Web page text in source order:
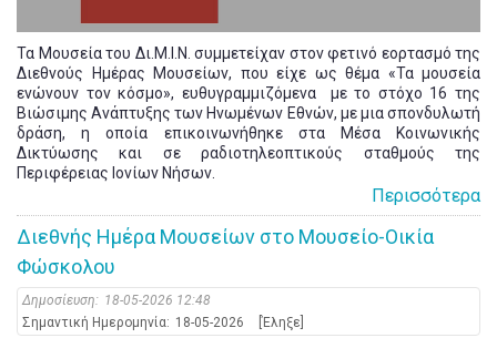
Τα Μουσεία του Δι.Μ.Ι.Ν. συμμετείχαν στον φετινό εορτασμό της
Διεθνούς Ημέρας Μουσείων, που είχε ως θέμα «Τα μουσεία
ενώνουν τον κόσμο», ευθυγραμμιζόμενα με το στόχο 16 της
Βιώσιμης Ανάπτυξης των Ηνωμένων Εθνών, με μια σπονδυλωτή
δράση, η οποία επικοινωνήθηκε στα Μέσα Κοινωνικής
Δικτύωσης και σε ραδιοτηλεοπτικούς σταθμούς της
Περιφέρειας Ιονίων Νήσων.
Περισσότερα
Διεθνής Ημέρα Μουσείων στο Μουσείο-Οικία
Φώσκολου
Δημοσίευση: 18-05-2026 12:48
Σημαντική Ημερομηνία: 18-05-2026 [Έληξε]